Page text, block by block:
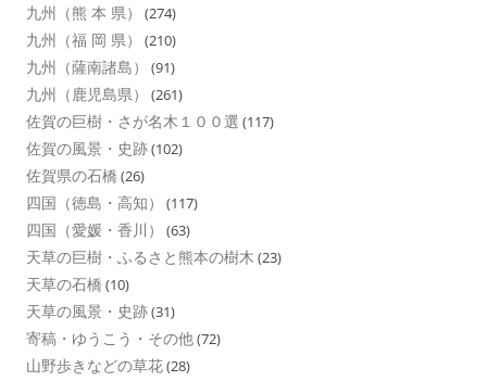
九州（熊 本 県） (274)
九州（福 岡 県） (210)
九州（薩南諸島） (91)
九州（鹿児島県） (261)
佐賀の巨樹・さが名木１００選 (117)
佐賀の風景・史跡(102)
佐賀県の石橋 (26)
四国（徳島・高知） (117)
四国（愛媛・香川） (63)
天草の巨樹・ふるさと熊本の樹木 (23)
天草の石橋 (10)
天草の風景・史跡(31)
寄稿・ゆうこう・その他(72)
山野歩きなどの草花(28)